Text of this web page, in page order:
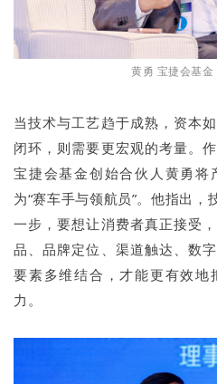
黄勇 宝捷会基金
当技术与工艺趋于成熟，资本
闭环，则需要更宏观的考量。
宝捷会基金创始合伙人黄勇将
为“赛车手与领航员”。他指出
一步，要想让消费者真正接受
品、品牌定位、渠道触达、数
要素多维结合，才能更有效地
力。